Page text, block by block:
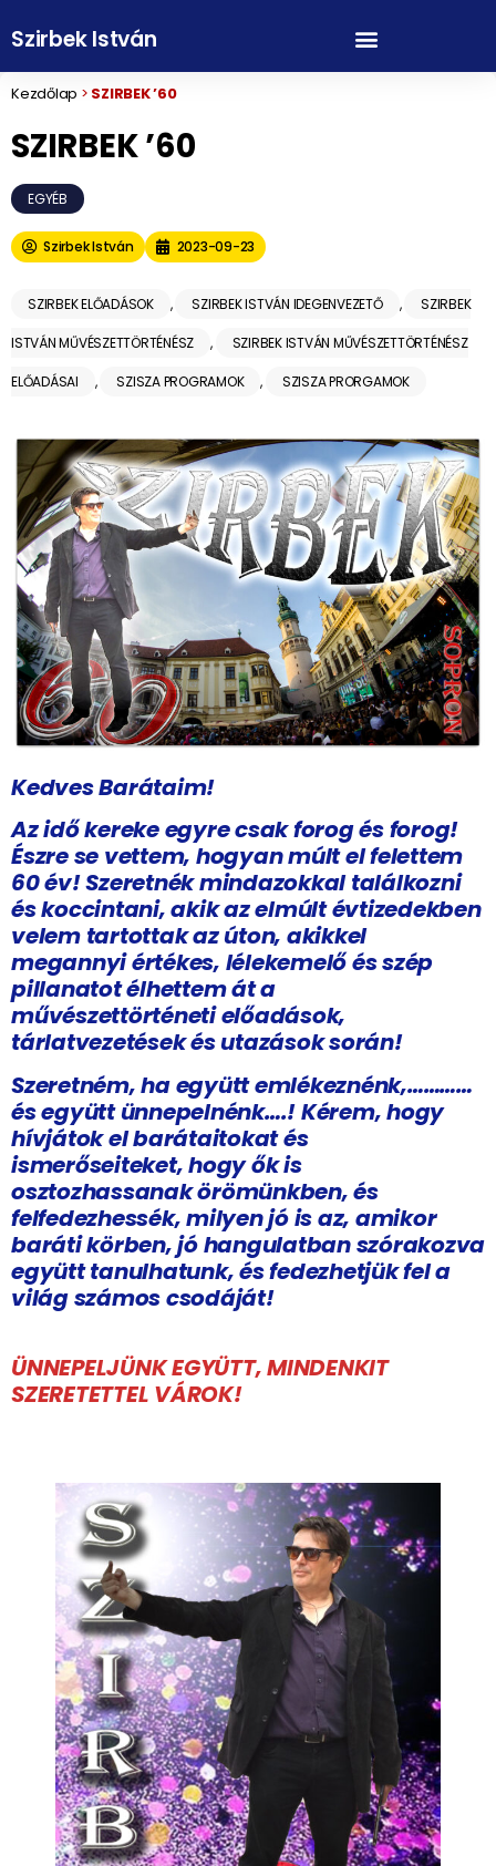
Szirbek István
Kezdőlap > SZIRBEK ’60
SZIRBEK ’60
EGYÉB
Szirbek István 2023-09-23
SZIRBEK ELŐADÁSOK , SZIRBEK ISTVÁN IDEGENVEZETŐ , SZIRBEK
ISTVÁN MŰVÉSZETTÖRTÉNÉSZ , SZIRBEK ISTVÁN MŰVÉSZETTÖRTÉNÉSZ
ELŐADÁSAI , SZISZA PROGRAMOK , SZISZA PRORGAMOK
Kedves Barátaim!
Az idő kereke egyre csak forog és forog!
Észre se vettem, hogyan múlt el felettem
60 év! Szeretnék mindazokkal találkozni
és koccintani, akik az elmúlt évtizedekben
velem tartottak az úton, akikkel
megannyi értékes, lélekemelő és szép
pillanatot élhettem át a
művészettörténeti előadások,
tárlatvezetések és utazások során!
Szeretném, ha együtt emlékeznénk,…………
és együtt ünnepelnénk….! Kérem, hogy
hívjátok el barátaitokat és
ismerőseiteket, hogy ők is
osztozhassanak örömünkben, és
felfedezhessék, milyen jó is az, amikor
baráti körben, jó hangulatban szórakozva
együtt tanulhatunk, és fedezhetjük fel a
világ számos csodáját!
ÜNNEPELJÜNK EGYÜTT, MINDENKIT
SZERETETTEL VÁROK!